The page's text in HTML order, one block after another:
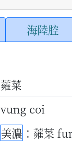
海陸腔
蕹菜
vung coi
美濃 ：蕹菜